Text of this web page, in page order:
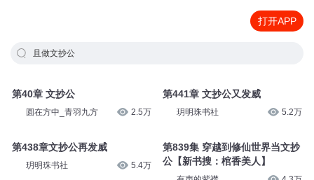
打开APP
且做文抄公
第40章 文抄公
圆在方中_青羽九方 2.5万
第438章文抄公再发威
玥明珠书社 5.4万
第441章 文抄公又发威
玥明珠书社 5.2万
第839集 穿越到修仙世界当文抄
公【新书搜：棺香美人】